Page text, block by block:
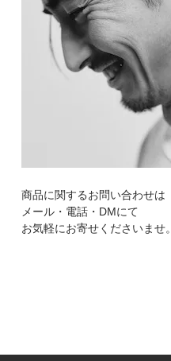
商品に関するお問い合わせは
メール・電話・DMにて
お気軽にお寄せくださいませ。